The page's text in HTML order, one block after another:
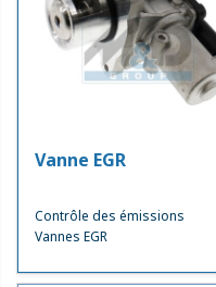
Vanne EGR
Contrôle des émissions
Vannes EGR